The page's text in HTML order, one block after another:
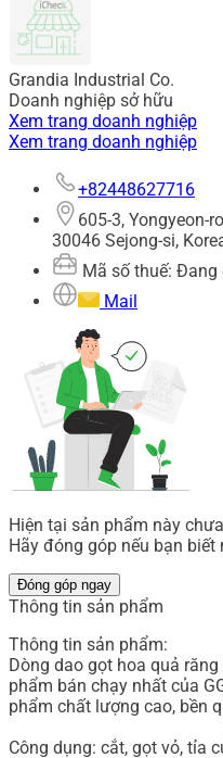
Grandia Industrial Co.
Doanh nghiệp sở hữu
Xem trang doanh nghiệp
Xem trang doanh nghiệp
+82448627716
605-3, Yongyeon-
30046 Sejong-si,
Mã số thuế: Đang
Mail
Hiện tại sản phẩm này
Hãy đóng góp nếu bạn
Đóng góp ngay
Thông tin sản phẩm
Thông tin sản phẩm:
Dòng dao gọt hoa quả
phẩm bán chạy nhất của
phẩm chất lượng cao, bền
Công dụng: cắt, gọt vỏ, tỉa